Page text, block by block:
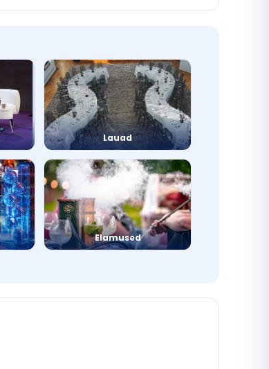
Lauad
Elamused